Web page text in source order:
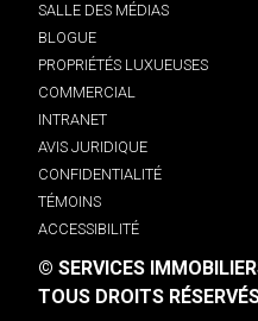
SALLE DES MÉDIAS
BLOGUE
PROPRIÉTÉS LUXUEUSES
COMMERCIAL
INTRANET
AVIS JURIDIQUE
CONFIDENTIALITÉ
TÉMOINS
ACCESSIBILITÉ
© SERVICES
TOUS DROITS